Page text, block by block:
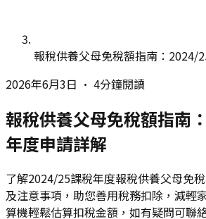
報稅供養父母免稅額指南：2024/
2026年6月3日 • 4分鐘閱讀
報稅供養父母免稅額指南
年度申請詳解
了解2024/25課稅年度報稅供養父母免
及注意事項，助您善用稅務扣除，減輕
算機輕鬆估算扣稅金額，如有疑問可聯